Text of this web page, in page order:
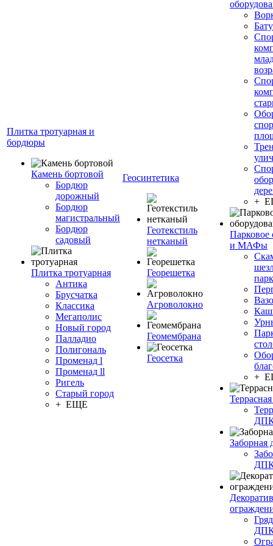
Плитка тротуарная и
бордюры
Камень бортовой
Бордюр
дорожный
Бордюр
магистральный
Бордюр
садовый
Плитка тротуарная
Антика
Брусчатка
Классика
Мегаполис
Новый город
Палладио
Полигональ
Променад l
Променад ll
Ригель
Старый город
+ ЕЩЕ
Геосинтетика
Геотекстиль
нетканый
Георешетка
Агроволокно
Геомембрана
Геосетка
+
Парковое
и МАФы
+
Заборная